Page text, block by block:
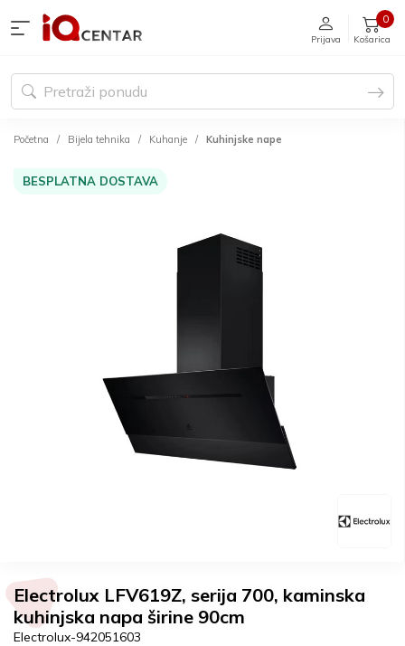
Prijava Košarica
0
Početna Bijela tehnika Kuhanje Kuhinjske nape
BESPLATNA DOSTAVA
Electrolux LFV619Z, serija 700, kaminska
kuhinjska napa širine 90cm
Electrolux-942051603